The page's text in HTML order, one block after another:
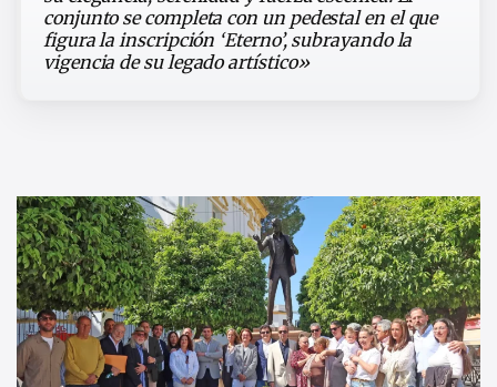
conjunto se completa con un pedestal en el que
figura la inscripción ‘Eterno’, subrayando la
vigencia de su legado artístico»